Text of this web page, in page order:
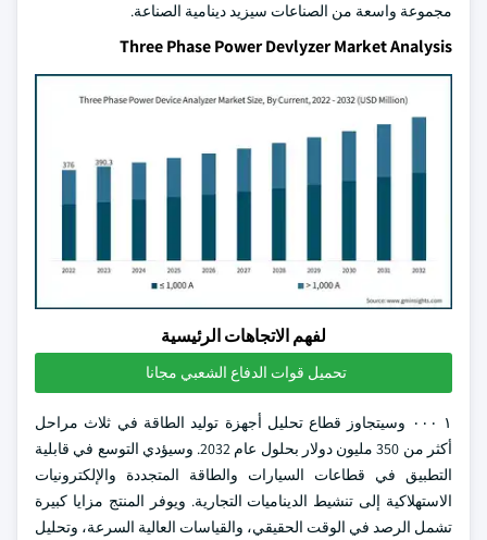
مجموعة واسعة من الصناعات سيزيد دينامية الصناعة.
Three Phase Power Devlyzer Market Analysis
لفهم الاتجاهات الرئيسية
تحميل قوات الدفاع الشعبي مجانا
١ ٠٠٠ وسيتجاوز قطاع تحليل أجهزة توليد الطاقة في ثلاث مراحل
أكثر من 350 مليون دولار بحلول عام 2032. وسيؤدي التوسع في قابلية
التطبيق في قطاعات السيارات والطاقة المتجددة والإلكترونيات
الاستهلاكية إلى تنشيط الديناميات التجارية. ويوفر المنتج مزايا كبيرة
تشمل الرصد في الوقت الحقيقي، والقياسات العالية السرعة، وتحليل